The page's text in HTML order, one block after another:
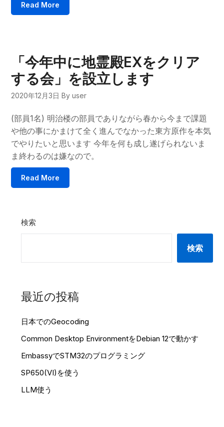
Read More
「今年中に地霊殿EXをクリア
する会」を設立します
2020年12月3日 By user
(部員1名) 明治楼の部員でありながら春から今まで課題
や他の事にかまけて全く進んでなかった東方原作を本気
でやりたいと思います 今年を何も成し遂げられないま
ま終わるのは嫌なので。
Read More
検索
検索
最近の投稿
日本でのGeocoding
Common Desktop EnvironmentをDebian 12で動かす
EmbassyでSTM32のプログラミング
SP650(VI)を使う
LLM使う